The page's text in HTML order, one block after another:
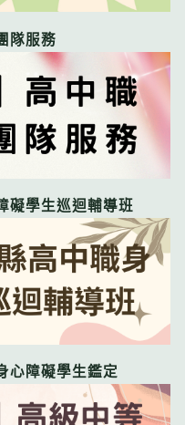
隊服務
礙學生巡迴輔導班
心障礙學生鑑定